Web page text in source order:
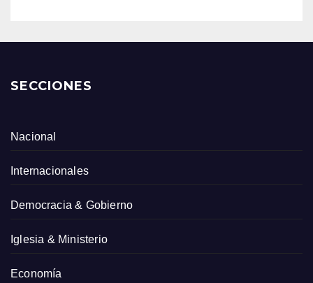
SECCIONES
Nacional
Internacionales
Democracia & Gobierno
Iglesia & Ministerio
Economía